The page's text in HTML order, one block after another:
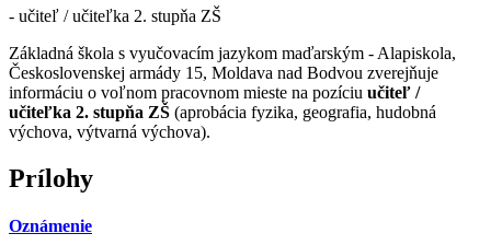
- učiteľ / učiteľka 2. stupňa ZŠ
Základná škola s vyučovacím jazykom maďarským - Alapiskola,
Československej armády 15, Moldava nad Bodvou zverejňuje
informáciu o voľnom pracovnom mieste na pozíciu učiteľ /
učiteľka 2. stupňa ZŠ (aprobácia fyzika, geografia, hudobná
výchova, výtvarná výchova).
Prílohy
Oznámenie